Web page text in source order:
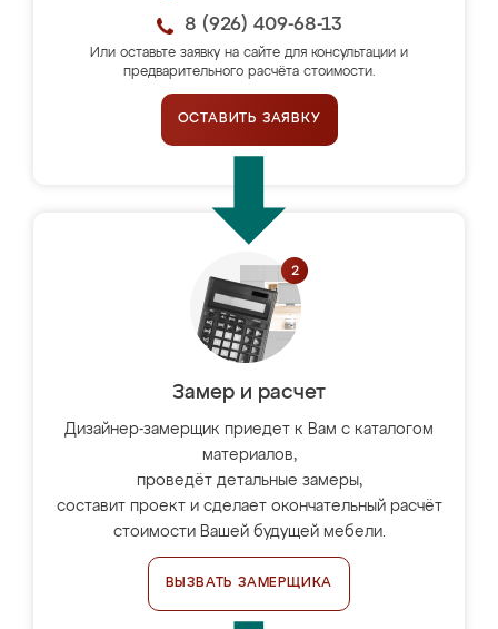
8 (926) 409-68-13
Или оставьте заявку на сайте для консультации и
предварительного расчёта стоимости.
ОСТАВИТЬ ЗАЯВКУ
Замер и расчет
Дизайнер-замерщик приедет к Вам с каталогом
материалов,
проведёт детальные замеры,
составит проект и сделает окончательный расчёт
стоимости Вашей будущей мебели.
ВЫЗВАТЬ ЗАМЕРЩИКА